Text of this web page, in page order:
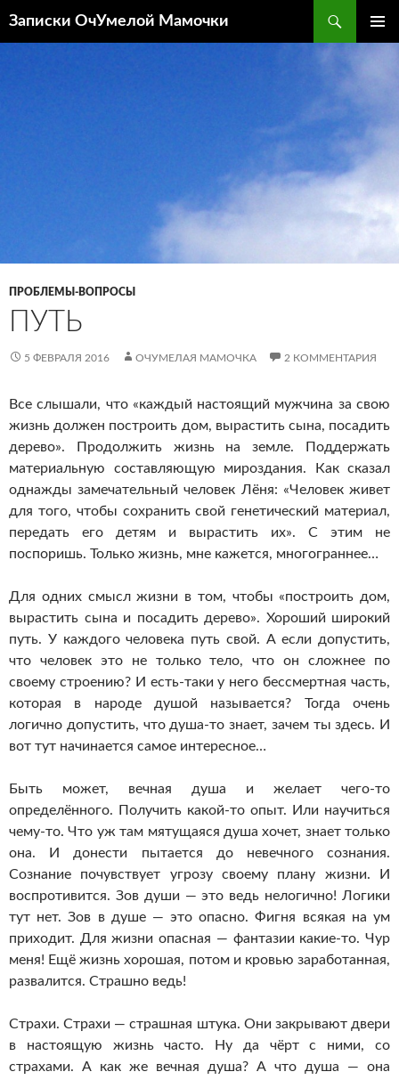
Записки ОчУмелой Мамочки
ПРОБЛЕМЫ-ВОПРОСЫ
ПУТЬ
5 ФЕВРАЛЯ 2016 ОЧУМЕЛАЯ МАМОЧКА 2 КОММЕНТАРИЯ
Все слышали, что «каждый настоящий мужчина за свою
жизнь должен построить дом, вырастить сына, посадить
дерево». Продолжить жизнь на земле. Поддержать
материальную составляющую мироздания. Как сказал
однажды замечательный человек Лёня: «Человек живет
для того, чтобы сохранить свой генетический материал,
передать его детям и вырастить их». С этим не
поспоришь. Только жизнь, мне кажется, многограннее…
Для одних смысл жизни в том, чтобы «построить дом,
вырастить сына и посадить дерево». Хороший широкий
путь. У каждого человека путь свой. А если допустить,
что человек это не только тело, что он сложнее по
своему строению? И есть-таки у него бессмертная часть,
которая в народе душой называется? Тогда очень
логично допустить, что душа-то знает, зачем ты здесь. И
вот тут начинается самое интересное…
Быть может, вечная душа и желает чего-то
определённого. Получить какой-то опыт. Или научиться
чему-то. Что уж там мятущаяся душа хочет, знает только
она. И донести пытается до невечного сознания.
Сознание почувствует угрозу своему плану жизни. И
воспротивится. Зов души — это ведь нелогично! Логики
тут нет. Зов в душе — это опасно. Фигня всякая на ум
приходит. Для жизни опасная — фантазии какие-то. Чур
меня! Ещё жизнь хорошая, потом и кровью заработанная,
развалится. Страшно ведь!
Страхи. Страхи — страшная штука. Они закрывают двери
в настоящую жизнь часто. Ну да чёрт с ними, со
страхами. А как же вечная душа? А что душа — она